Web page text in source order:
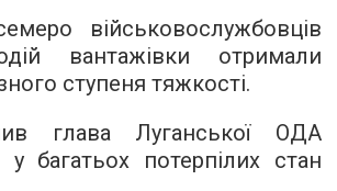
військовослужбовців
вантажівки отримали
ступеня тяжкості.
глава Луганської ОДА
у багатьох потерпілих стан